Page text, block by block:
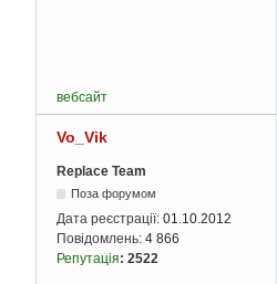
вебсайт
Vo_Vik
Replace Team
Поза форумом
Дата реєстрації: 01.10.2012
Повідомлень: 4 866
Репутація: 2522